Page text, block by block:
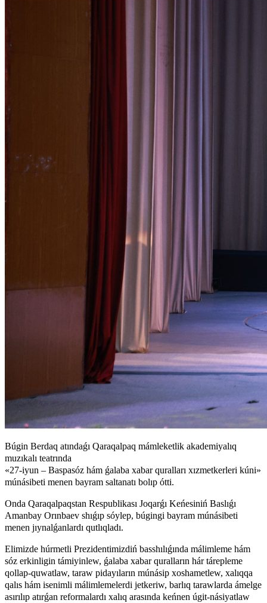
Búgin Berdaq atındaǵı Qaraqalpaq mámleketlik akademiyalıq
muzıkalı teatrında
«27-iyun – Baspasóz hám ǵalaba xabar quralları xızmetkerleri kúni»
múnásibeti menen bayram saltanatı bolıp ótti.
Onda Qaraqalpaqstan Respublikası Joqarǵı Keńesiniń Baslıǵı
Amanbay Orınbaev shıǵıp sóylep, búgingi bayram múnásibeti
menen jıynalǵanlardı qutlıqladı.
Elimizde húrmetli Prezidentimizdiń basshılıǵında málimleme hám
sóz erkinligin támiyinlew, ǵalaba xabar quralların hár tárepleme
qollap-quwatlaw, taraw pidayıların múnásip xoshametlew, xalıqqa
qalıs hám isenimli málimlemelerdi jetkeriw, barlıq tarawlarda ámelge
asırılıp atırǵan reformalardı xalıq arasında keńnen úgit-násiyatlaw